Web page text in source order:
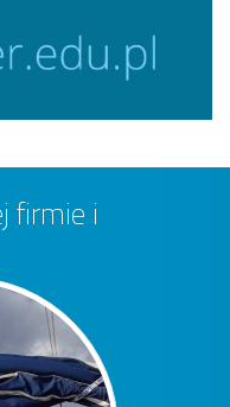
firmie i